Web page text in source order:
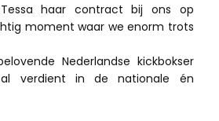
haar contract bij ons op
moment waar we enorm trots
Nederlandse kickbokser
verdient in de nationale én